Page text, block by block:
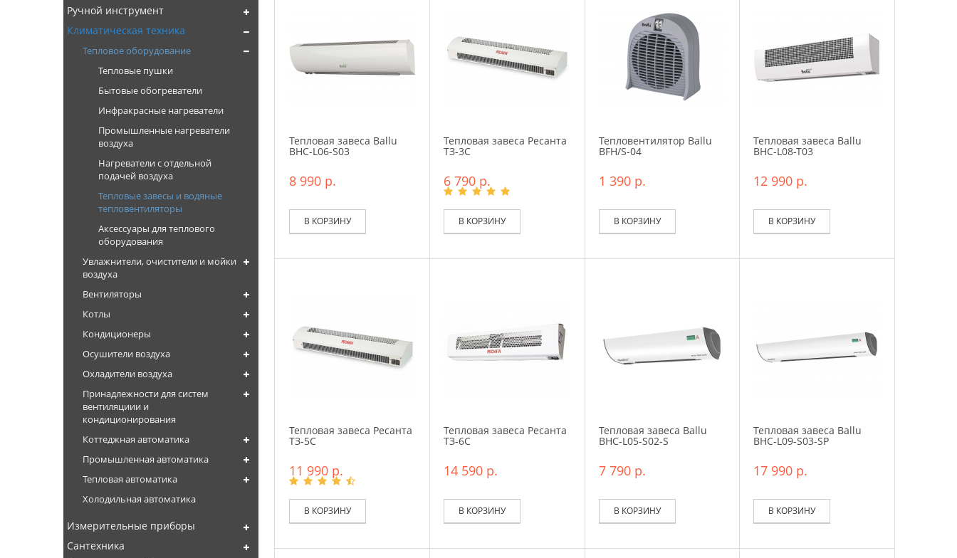
Ручной инструмент
Климатическая техника
Тепловое оборудование
Тепловые пушки
Бытовые обогреватели
Инфракрасные нагреватели
Промышленные нагреватели
воздуха
Нагреватели с отдельной
подачей воздуха
Тепловые завесы и водяные
тепловентиляторы
Аксессуары для теплового
оборудования
Увлажнители, очистители и мойки
воздуха
Вентиляторы
Котлы
Кондиционеры
Осушители воздуха
Охладители воздуха
Принадлежности для систем
вентиляциии и
кондиционирования
Коттеджная автоматика
Промышленная автоматика
Тепловая автоматика
Холодильная автоматика
Измерительные приборы
Сантехника
Тепловая завеса Ballu
BHC-L06-S03
8 990 р.
В КОРЗИНУ
Тепловая завеса Ресанта
ТЗ-3С
6 790 р.
В КОРЗИНУ
Тепловентилятор Ballu
BFH/S-04
1 390 р.
В КОРЗИНУ
Тепловая завеса Ballu
BHC-L08-T03
12 990 р.
В КОРЗИНУ
Тепловая завеса Ресанта
ТЗ-5С
11 990 р.
В КОРЗИНУ
Тепловая завеса Ресанта
ТЗ-6С
14 590 р.
В КОРЗИНУ
Тепловая завеса Ballu
BHC-L05-S02-S
7 790 р.
В КОРЗИНУ
Тепловая завеса Ballu
BHC-L09-S03-SP
17 990 р.
В КОРЗИНУ